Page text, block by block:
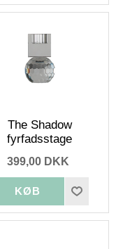
The Shadow
fyrfadsstage
399,00 DKK